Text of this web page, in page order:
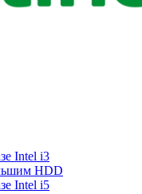
Intel i3
HDD
Intel i5